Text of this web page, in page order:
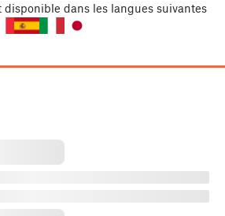
disponible dans les langues suivantes